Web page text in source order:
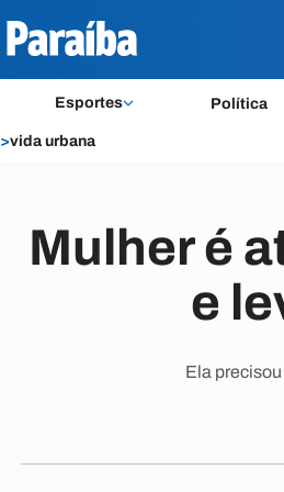
Esportes Política
>vida urbana
Mulher é
e
Ela